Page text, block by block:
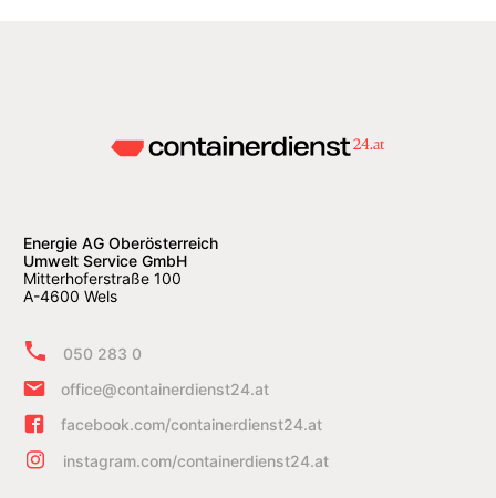
Energie AG Oberösterreich
Umwelt Service GmbH
Mitterhoferstraße 100
A-4600 Wels
050 283 0
office@containerdienst24.at
facebook.com/containerdienst24.at
instagram.com/containerdienst24.at